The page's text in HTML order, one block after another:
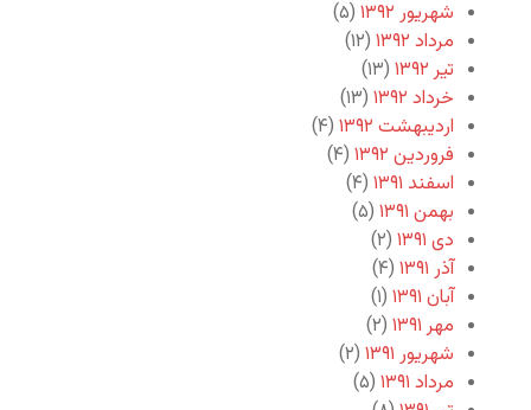
شهریور ۱۳۹۲
(۵)
مرداد ۱۳۹۲
(۱۲)
تیر ۱۳۹۲
(۱۳)
خرداد ۱۳۹۲
(۱۳)
اردیبهشت ۱۳۹۲
(۴)
فروردین ۱۳۹۲
(۴)
اسفند ۱۳۹۱
(۴)
بهمن ۱۳۹۱
(۵)
دی ۱۳۹۱
(۲)
آذر ۱۳۹۱
(۴)
آبان ۱۳۹۱
(۱)
مهر ۱۳۹۱
(۲)
شهریور ۱۳۹۱
(۲)
مرداد ۱۳۹۱
(۵)